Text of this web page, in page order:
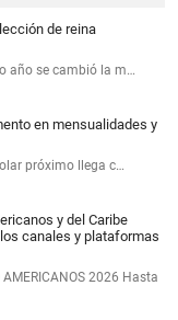
de reina
año se cambió la m…
en mensualidades y
próximo llega c…
y del Caribe
canales y plataformas
AMERICANOS 2026 Hasta